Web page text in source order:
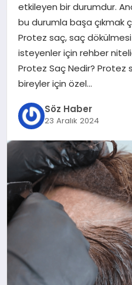
SAĞLIK
SIYASET
etkileyen bir durumdur.
bu durumla başa çıkmak
Protez saç, saç
isteyenler için rehber
Protez Saç Nedir? Protez
bireyler için özel…
Söz Haber
23 Aralık 2024